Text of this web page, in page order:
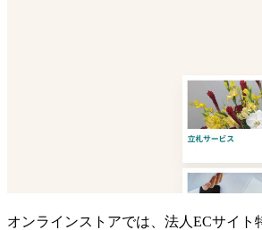
オンラインストアでは、法人ECサイト